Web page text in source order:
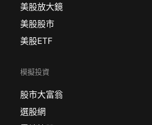
美股放大鏡
美股股市
美股ETF
模擬投資
股市大富翁
選股網